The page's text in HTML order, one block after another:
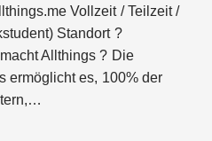
Vollzeit / Teilzeit /
Standort ?
Allthings ? Die
ermöglicht es, 100% der